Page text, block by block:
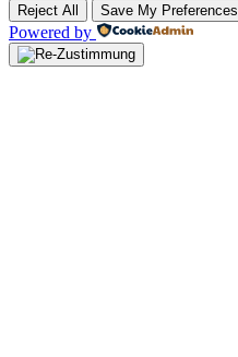
Reject All Save My Preferences
Powered by